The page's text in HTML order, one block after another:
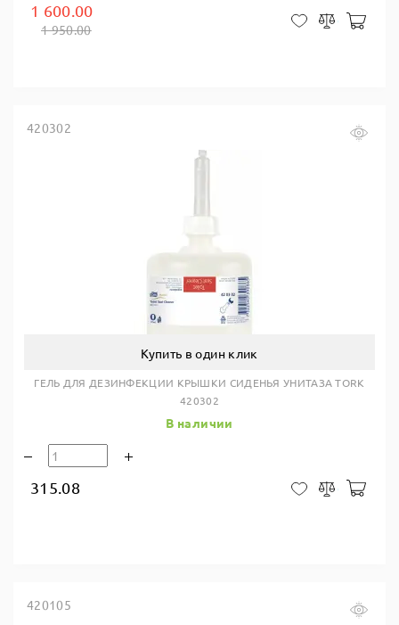
1 600.00
1 950.00
В закладки
Сравнить
420302
Купить в один клик
ГЕЛЬ ДЛЯ ДЕЗИНФЕКЦИИ КРЫШКИ СИДЕНЬЯ УНИТАЗА TORK
420302
В наличии
315.08 В закладки
Сравнить
420105